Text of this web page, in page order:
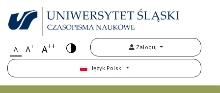
A A+ A++ Zaloguj
Język Polski